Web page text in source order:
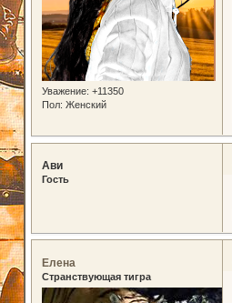
Уважение: +11350
Пол: Женский
Ави
Гость
Елена
Странствующая тигра